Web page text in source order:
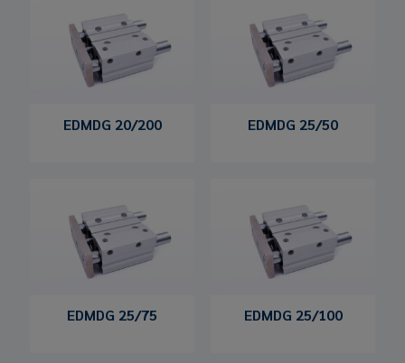
EDMDG 20/200 EDMDG 25/50
EDMDG 25/75 EDMDG 25/100